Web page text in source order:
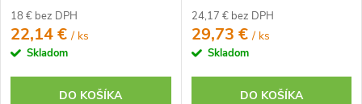
18 € bez DPH
22,14 €/ ks
Skladom
DO KOŠÍKA
24,17 € bez DPH
29,73 €/ ks
Skladom
DO KOŠÍKA